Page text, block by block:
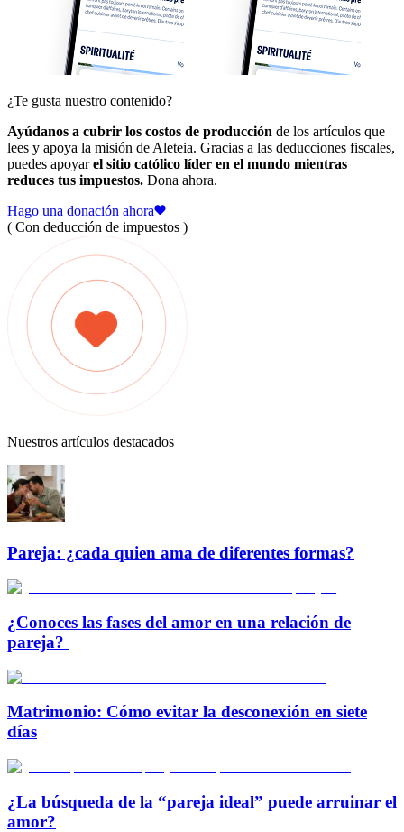
¿Te gusta nuestro contenido?
Ayúdanos a cubrir los costos de producción de los artículos que
lees y apoya la misión de Aleteia. Gracias a las deducciones fiscales,
puedes apoyarel sitio católico líder en el mundo mientras
reduces tus impuestos. Dona ahora.
Hago una donación ahora
( Con deducción de impuestos )
Nuestros artículos destacados
Pareja: ¿cada quien ama de diferentes formas?
¿Conoces las fases del amor en una relación de
pareja?
Matrimonio: Cómo evitar la desconexión en siete
días
¿La búsqueda de la “pareja ideal” puede arruinar el
amor?